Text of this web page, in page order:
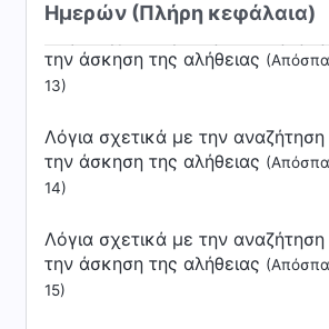
Ημερών (Πλήρη κεφάλαια)
την άσκηση της αλήθειας
13)
Λόγια σχετικά με την αναζήτηση
την άσκηση της αλήθειας
14)
Λόγια σχετικά με την αναζήτηση
την άσκηση της αλήθειας
15)